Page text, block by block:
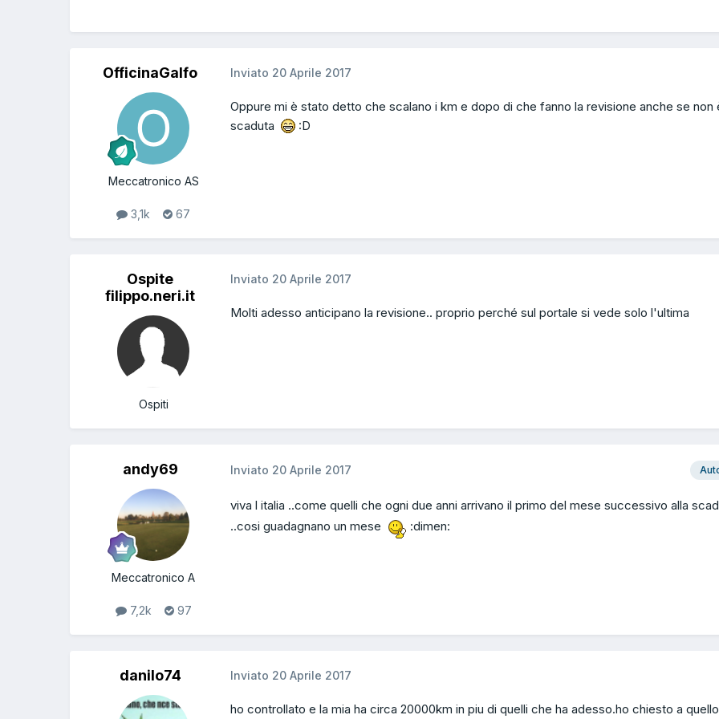
OfficinaGalfo
Meccatronico AS
3,1k 67
Inviato 20 Aprile 2017
Oppure mi è stato detto che scalano i km e dopo di che fanno la revisione anche se non
scaduta
:D
Ospite
filippo.neri.it
Ospiti
Inviato 20 Aprile 2017
Molti adesso anticipano la revisione.. proprio perché sul portale si vede solo l'ultima
andy69
Meccatronico A
7,2k 97
Inviato 20 Aprile 2017
viva l italia ..come quelli che ogni due anni arrivano il primo del mese successivo alla
..cosi guadagnano un mese
:dimen:
danilo74 Inviato 20 Aprile 2017
ho controllato e la mia ha circa 20000km in piu di quelli che ha adesso.ho chiesto a